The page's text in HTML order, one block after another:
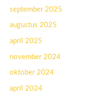
september 2025
augustus 2025
april 2025
november 2024
oktober 2024
april 2024